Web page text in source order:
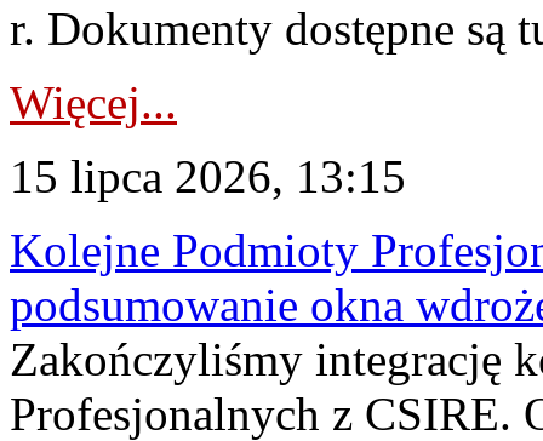
r. Dokumenty dostępne są
Więcej...
15 lipca 2026, 13:15
Kolejne Podmioty
podsumowanie okna
Zakończyliśmy integrację
Profesjonalnych z CSIRE.